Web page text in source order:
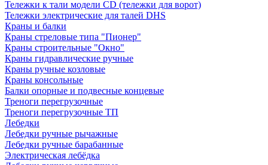
Тележки к тали модели CD (тележки для ворот)
Тележки электрические для талей DHS
Краны и балки
Краны стреловые типа "Пионер"
Краны строительные "Окно"
Краны гидравлические ручные
Краны ручные козловые
Краны консольные
Балки опорные и подвесные концевые
Треноги перегрузочные
Треноги перегрузочные ТП
Лебедки
Лебедки ручные рычажные
Лебедки ручные барабанные
Электрическая лебёдка